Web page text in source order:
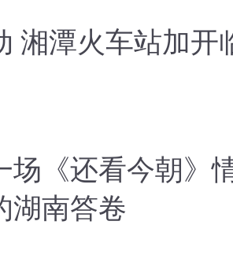
湘潭火车站加开
场《还看今朝》
湖南答卷